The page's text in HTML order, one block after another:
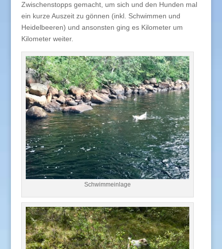
Zwischenstopps gemacht, um sich und den Hunden mal
ein kurze Auszeit zu gönnen (inkl. Schwimmen und
Heidelbeeren) und ansonsten ging es Kilometer um
Kilometer weiter.
Schwimmeinlage